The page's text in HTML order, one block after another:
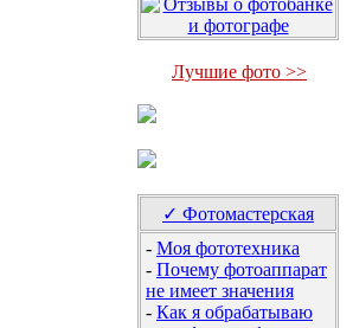
Лучшие фото >>
✓ Фотомастерская
- Моя фототехника
- Почему фотоаппарат
не имеет значения
- Как я обрабатываю